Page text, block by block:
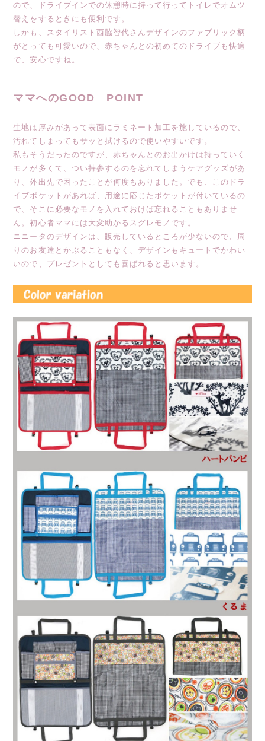
ので、ドライブインでの休憩時に持って行ってトイレでオムツ
替えをするときにも便利です。
しかも、スタイリスト西脇智代さんデザインのファブリック柄
がとっても可愛いので、赤ちゃんとの初めてのドライブも快適
で、安心ですね。
ママへのGOOD POINT
生地は厚みがあって表面にラミネート加工を施しているので、
汚れてしまってもサッと拭けるので使いやすいです。
私もそうだったのですが、赤ちゃんとのお出かけは持っていく
モノが多くて、つい持参するのを忘れてしまうケアグッズがあ
り、外出先で困ったことが何度もありました。でも、このドラ
イブポケットがあれば、用途に応じたポケットが付いているの
で、そこに必要なモノを入れておけば忘れることもありませ
ん。初心者ママには大変助かるスグレモノです。
ニニータのデザインは、販売しているところが少ないので、周
りのお友達とかぶることもなく、デザインもキュートでかわい
いので、プレゼントとしても喜ばれると思います。